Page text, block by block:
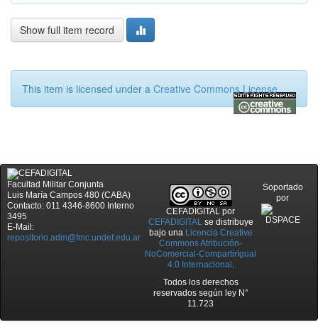
Show full item record
This item is licensed under a Creative Commons License
Facultad Militar Conjunta
Luis María Campos 480 (CABA)
Contacto: 011 4346-8600 Interno
3495
E-Mail:
repositorio.adm@fmc.undef.edu.ar
CEFADIGITAL por
CEFADIGITALse distribuye
bajo una Licencia Creative
Commons Atribución-
NoComercial-CompartirIgual
4.0 Internacional .
Todos los derechos
reservados según ley N°
11.723
Soportado
por